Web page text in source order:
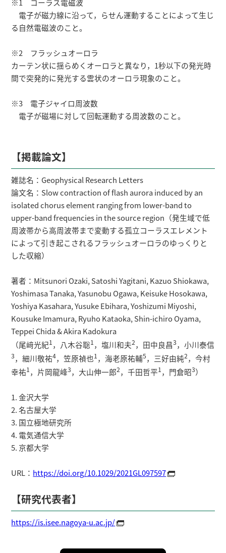
※1 コーラス電磁波
電子が磁力線に沿って，らせん運動することによって生じ
る自然電磁波のこと。
※2 フラッシュオーロラ
カーテン状に揺らめくオーロラと異なり，1秒以下の発光時
間で突発的に発光する雲状のオーロラ現象のこと。
※3 電子ジャイロ周波数
電子が磁場に対して回転運動する周波数のこと。
【掲載論文】
雑誌名：Geophysical Research Letters
論文名：Slow contraction of flash aurora induced by an
isolated chorus element ranging from lower-band to
upper-band frequencies in the source region（発生域で低
周波帯から高周波帯まで変動する孤立コーラスエレメント
によって引き起こされるフラッシュオーロラのゆっくりと
した収縮）
著者：Mitsunori Ozaki, Satoshi Yagitani, Kazuo Shiokawa,
Yoshimasa Tanaka, Yasunobu Ogawa, Keisuke Hosokawa,
Yoshiya Kasahara, Yusuke Ebihara, Yoshizumi Miyoshi,
Kousuke Imamura, Ryuho Kataoka, Shin-ichiro Oyama,
Teppei Chida & Akira Kadokura
（尾﨑光紀1，八木谷聡1，塩川和夫2，田中良昌3，小川泰信
3，細川敬祐4，笠原禎也1，海老原祐輔5，三好由純2，今村
幸祐1，片岡龍峰3，大山伸一郎2，千田哲平1，門倉昭3）
1. 金沢大学
2. 名古屋大学
3. 国立極地研究所
4. 電気通信大学
5. 京都大学
URL： https://doi.org/10.1029/2021GL097597
【研究代表者】
https://is.isee.nagoya-u.ac.jp/